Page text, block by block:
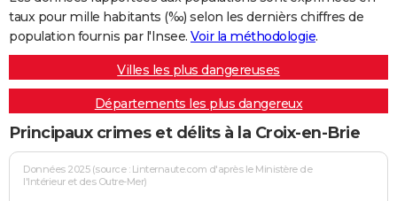
taux pour mille habitants (‰) selon les dernièrs chiffres de
population fournis par l'Insee. Voir la méthodologie.
Villes les plus dangereuses
Départements les plus dangereux
Principaux crimes et délits à la Croix-en-Brie
Données 2025 (source : Linternaute.com d'après le Ministère de
l'Intérieur et des Outre-Mer)